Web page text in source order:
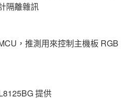
隔離雜訊
，推測用來控制主機板 RGB
提供